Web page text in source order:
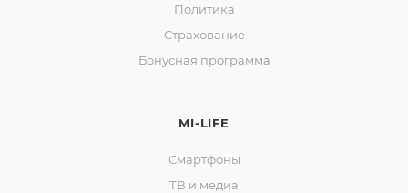
Политика
Страхование
Бонусная программа
MI-LIFE
Смартфоны
ТВ и медиа